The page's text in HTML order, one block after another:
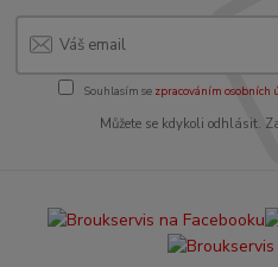
Souhlasím se zpracováním osobních
Můžete se kdykoli odhlásit.